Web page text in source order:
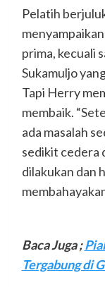
Pelatih
prima, kecuali
Sukamuljo
Tapi Herry
membaik.
ada masalah
sedikit cedera
dilakukan dan
Baca Juga ;
Tergabung di